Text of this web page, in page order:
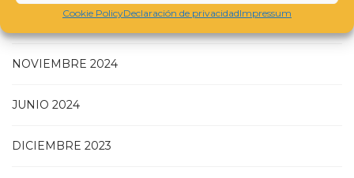
Cookie PolicyDeclaración de privacidadImpressum
MAYO 2025
NOVIEMBRE 2024
JUNIO 2024
DICIEMBRE 2023